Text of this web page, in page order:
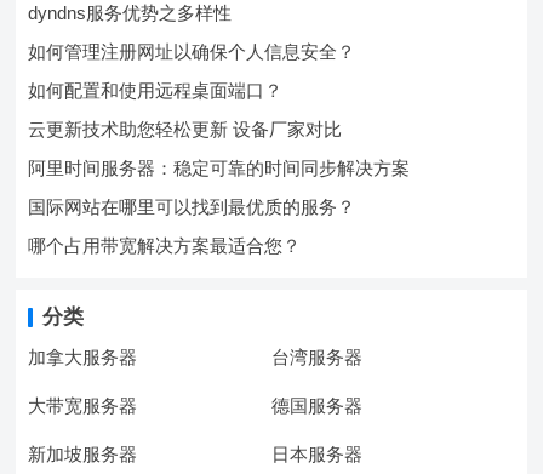
dyndns服务优势之多样性
如何管理注册网址以确保个人信息安全？
如何配置和使用远程桌面端口？
云更新技术助您轻松更新 设备厂家对比
阿里时间服务器：稳定可靠的时间同步解决方案
国际网站在哪里可以找到最优质的服务？
哪个占用带宽解决方案最适合您？
分类
加拿大服务器 台湾服务器
大带宽服务器 德国服务器
新加坡服务器 日本服务器